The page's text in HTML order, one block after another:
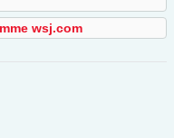
wsj.com